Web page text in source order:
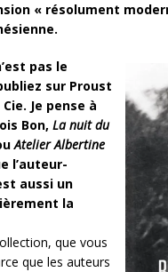
« résolument
pas le
sur Proust
Je pense à
Bon, La nuit du
Atelier Albertine
l’auteur-
aussi un
la
que vous
que les auteurs